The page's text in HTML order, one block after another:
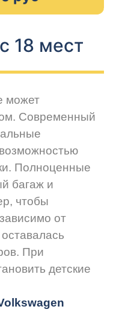
18 мест
может
Современный
Полноценные
багаж и
чтобы
от
При
детские